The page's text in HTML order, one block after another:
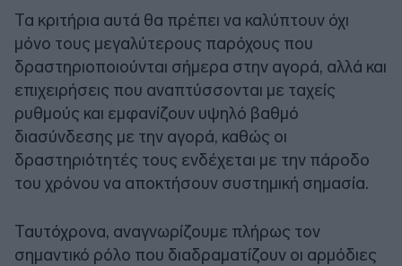
Τα κριτήρια αυτά θα πρέπει να καλύπτουν όχι
μόνο τους μεγαλύτερους παρόχους που
δραστηριοποιούνται σήμερα στην αγορά, αλλά και
επιχειρήσεις που αναπτύσσονται με ταχείς
ρυθμούς και εμφανίζουν υψηλό βαθμό
διασύνδεσης με την αγορά, καθώς οι
δραστηριότητές τους ενδέχεται με την πάροδο
του χρόνου να αποκτήσουν συστημική σημασία.
Ταυτόχρονα, αναγνωρίζουμε πλήρως τον
σημαντικό ρόλο που διαδραματίζουν οι αρμόδιες